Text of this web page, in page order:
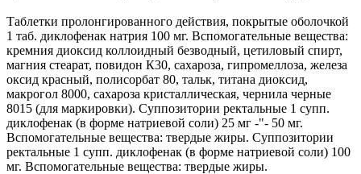
Таблетки пролонгированного действия, покрытые оболочкой
1 таб. диклофенак натрия 100 мг. Вспомогательные вещества:
кремния диоксид коллоидный безводный, цетиловый спирт,
магния стеарат, повидон К30, сахароза, гипромеллоза, железа
оксид красный, полисорбат 80, тальк, титана диоксид,
макрогол 8000, сахароза кристаллическая, чернила черные
8015 (для маркировки). Суппозитории ректальные 1 супп.
диклофенак (в форме натриевой соли) 25 мг -"- 50 мг.
Вспомогательные вещества: твердые жиры. Суппозитории
ректальные 1 супп. диклофенак (в форме натриевой соли) 100
мг. Вспомогательные вещества: твердые жиры.